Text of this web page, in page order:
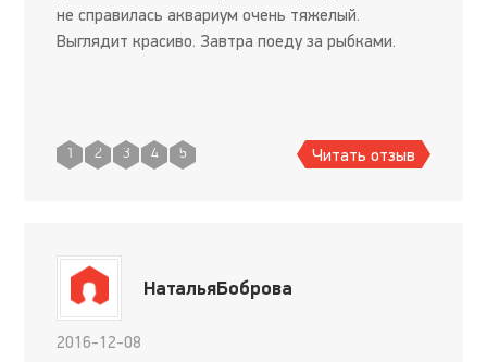
не справилась аквариум очень тяжелый.
Выглядит красиво. Завтра поеду за рыбками.
1 2 3 4 5 Читать отзыв
НатальяБоброва
2016-12-08